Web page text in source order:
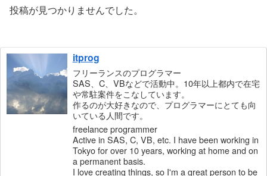
投稿が見つかりませんでした。
itprog
フリーランスのプログラマー
SAS、C、VBなどで活動中。10年以上都内で在宅
や常駐案件をこなしています。
作るのが大好きなので、プログラマーにとても向
いている人間です。
freelance programmer
Active in SAS, C, VB, etc. I have been working in
Tokyo for over 10 years, working at home and on
a permanent basis.
I love creating things, so I'm a great person to be